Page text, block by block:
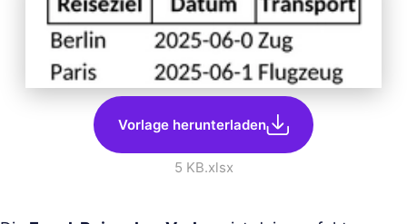
Vorlage herunterladen
5 KB.xlsx